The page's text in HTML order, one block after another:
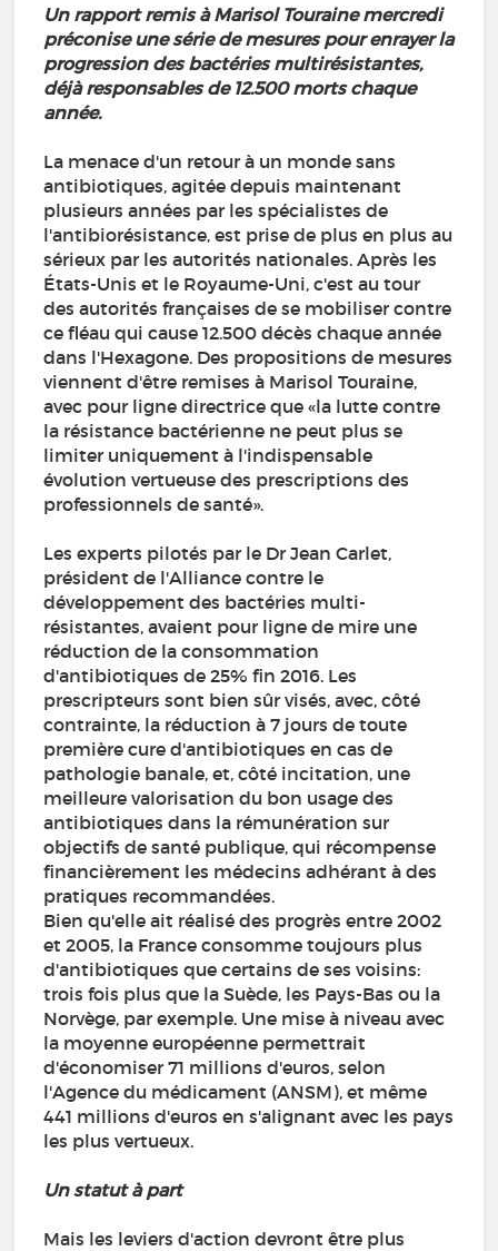
Un rapport remis à Marisol Touraine mercredi
préconise une série de mesures pour enrayer la
progression des bactéries multirésistantes,
déjà responsables de 12.500 morts chaque
année.
La menace d'un retour à un monde sans
antibiotiques, agitée depuis maintenant
plusieurs années par les spécialistes de
l'antibiorésistance, est prise de plus en plus au
sérieux par les autorités nationales. Après les
États-Unis et le Royaume-Uni, c'est au tour
des autorités françaises de se mobiliser contre
ce fléau qui cause 12.500 décès chaque année
dans l'Hexagone. Des propositions de mesures
viennent d'être remises à Marisol Touraine,
avec pour ligne directrice que «la lutte contre
la résistance bactérienne ne peut plus se
limiter uniquement à l'indispensable
évolution vertueuse des prescriptions des
professionnels de santé».
Les experts pilotés par le Dr Jean Carlet,
président de l'Alliance contre le
développement des bactéries multi-
résistantes, avaient pour ligne de mire une
réduction de la consommation
d'antibiotiques de 25% fin 2016. Les
prescripteurs sont bien sûr visés, avec, côté
contrainte, la réduction à 7 jours de toute
première cure d'antibiotiques en cas de
pathologie banale, et, côté incitation, une
meilleure valorisation du bon usage des
antibiotiques dans la rémunération sur
objectifs de santé publique, qui récompense
financièrement les médecins adhérant à des
pratiques recommandées.
Bien qu'elle ait réalisé des progrès entre 2002
et 2005, la France consomme toujours plus
d'antibiotiques que certains de ses voisins:
trois fois plus que la Suède, les Pays-Bas ou la
Norvège, par exemple. Une mise à niveau avec
la moyenne européenne permettrait
d'économiser 71 millions d'euros, selon
l'Agence du médicament (ANSM), et même
441 millions d'euros en s'alignant avec les pays
les plus vertueux.
Un statut à part
Mais les leviers d'action devront être plus